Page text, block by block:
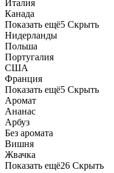
Италия
Канада
Показать ещё5 Скрыть
Нидерланды
Польша
Португалия
США
Франция
Показать ещё5 Скрыть
Аромат
Ананас
Арбуз
Без аромата
Вишня
Жвачка
Показать ещё26 Скрыть